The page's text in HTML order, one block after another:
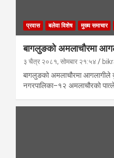
प्रवास बलेवा विशेष मुख्य समाचार
बागलुङको अमलाचौरमा
३ चैत्र २०८१, सोमबार २१:५४
बागलुङको अमलाचौरमा
नगरपालिका–१२ अमलाचौरको